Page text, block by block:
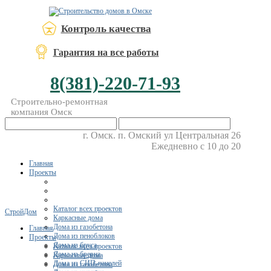
Контроль качества
Гарантия на все работы
8(381)-220-71-93
Строительно-ремонтная
компания Омск
г. Омск. п. Омский ул Центральная 26
Ежедневно с 10 до 20
Главная
Проекты
Каталог всех проектов
Каркасные дома
Дома из газобетона
Дома из пеноблоков
Дома из бруса
Дома из бревна
Дома из СИП-панелей
СтройДом
Главная
Проекты
Каталог всех проектов
Каркасные дома
Дома из газобетона